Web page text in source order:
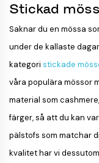
Stickad
Saknar du en mössa
under de kallaste
kategori stickade
våra populära mössor
material som
färger, så att du kan
pälstofs som matchar
kvalitet har vi